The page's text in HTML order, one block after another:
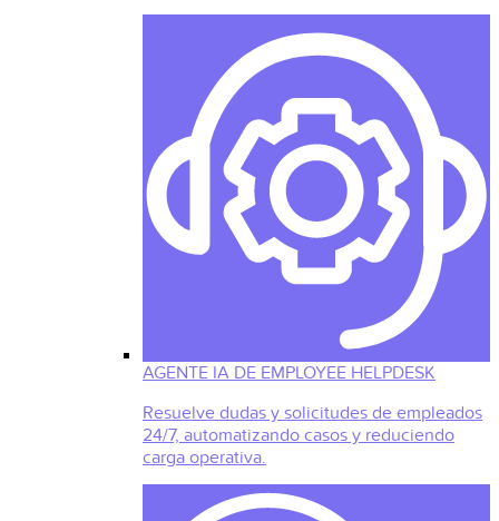
AGENTE IA DE EMPLOYEE HELPDESK
Resuelve dudas y solicitudes de empleados
24/7, automatizando casos y reduciendo
carga operativa.